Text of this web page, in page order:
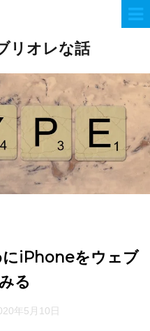
リオレな話
にiPhoneをウェブ
る
年5月10日